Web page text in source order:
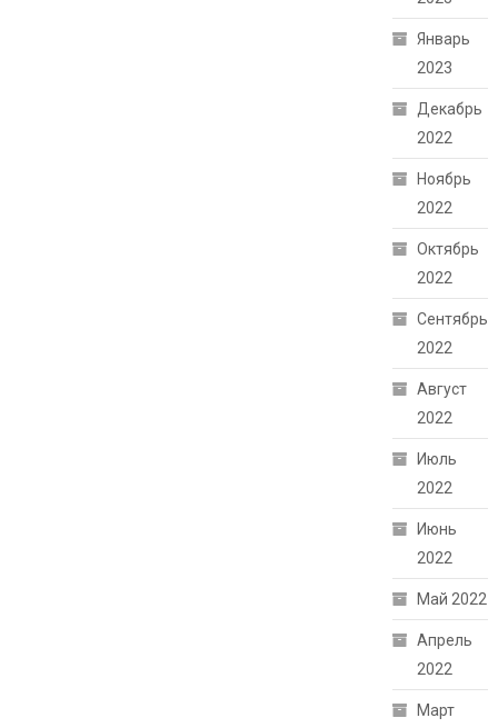
Январь
2023
Декабрь
2022
Ноябрь
2022
Октябрь
2022
Сентябрь
2022
Август
2022
Июль
2022
Июнь
2022
Май 2022
Апрель
2022
Март